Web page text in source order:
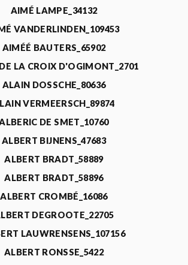
AIMÉ LAMPE_34132
VANDERLINDEN_109453
AIMÉÉ BAUTERS_65902
LA CROIX D'OGIMONT_2701
ALAIN DOSSCHE_80636
VERMEERSCH_89874
DE SMET_10760
ALBERT BIJNENS_47683
ALBERT BRADT_58889
ALBERT BRADT_58896
ALBERT CROMBÉ_16086
DEGROOTE_22705
LAUWRENSENS_107156
ALBERT RONSSE_5422